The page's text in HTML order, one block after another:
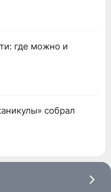
где можно и
собрал